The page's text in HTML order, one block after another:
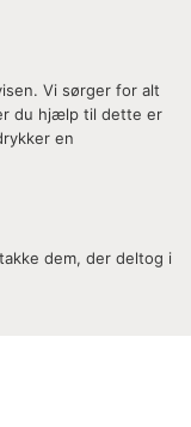
Vi sørger for alt
du hjælp til dette er
en
dem, der deltog i